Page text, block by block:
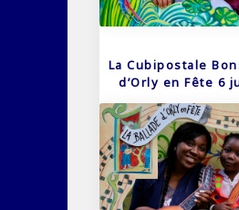
La Cubipostale
d’Orly en Fête 6